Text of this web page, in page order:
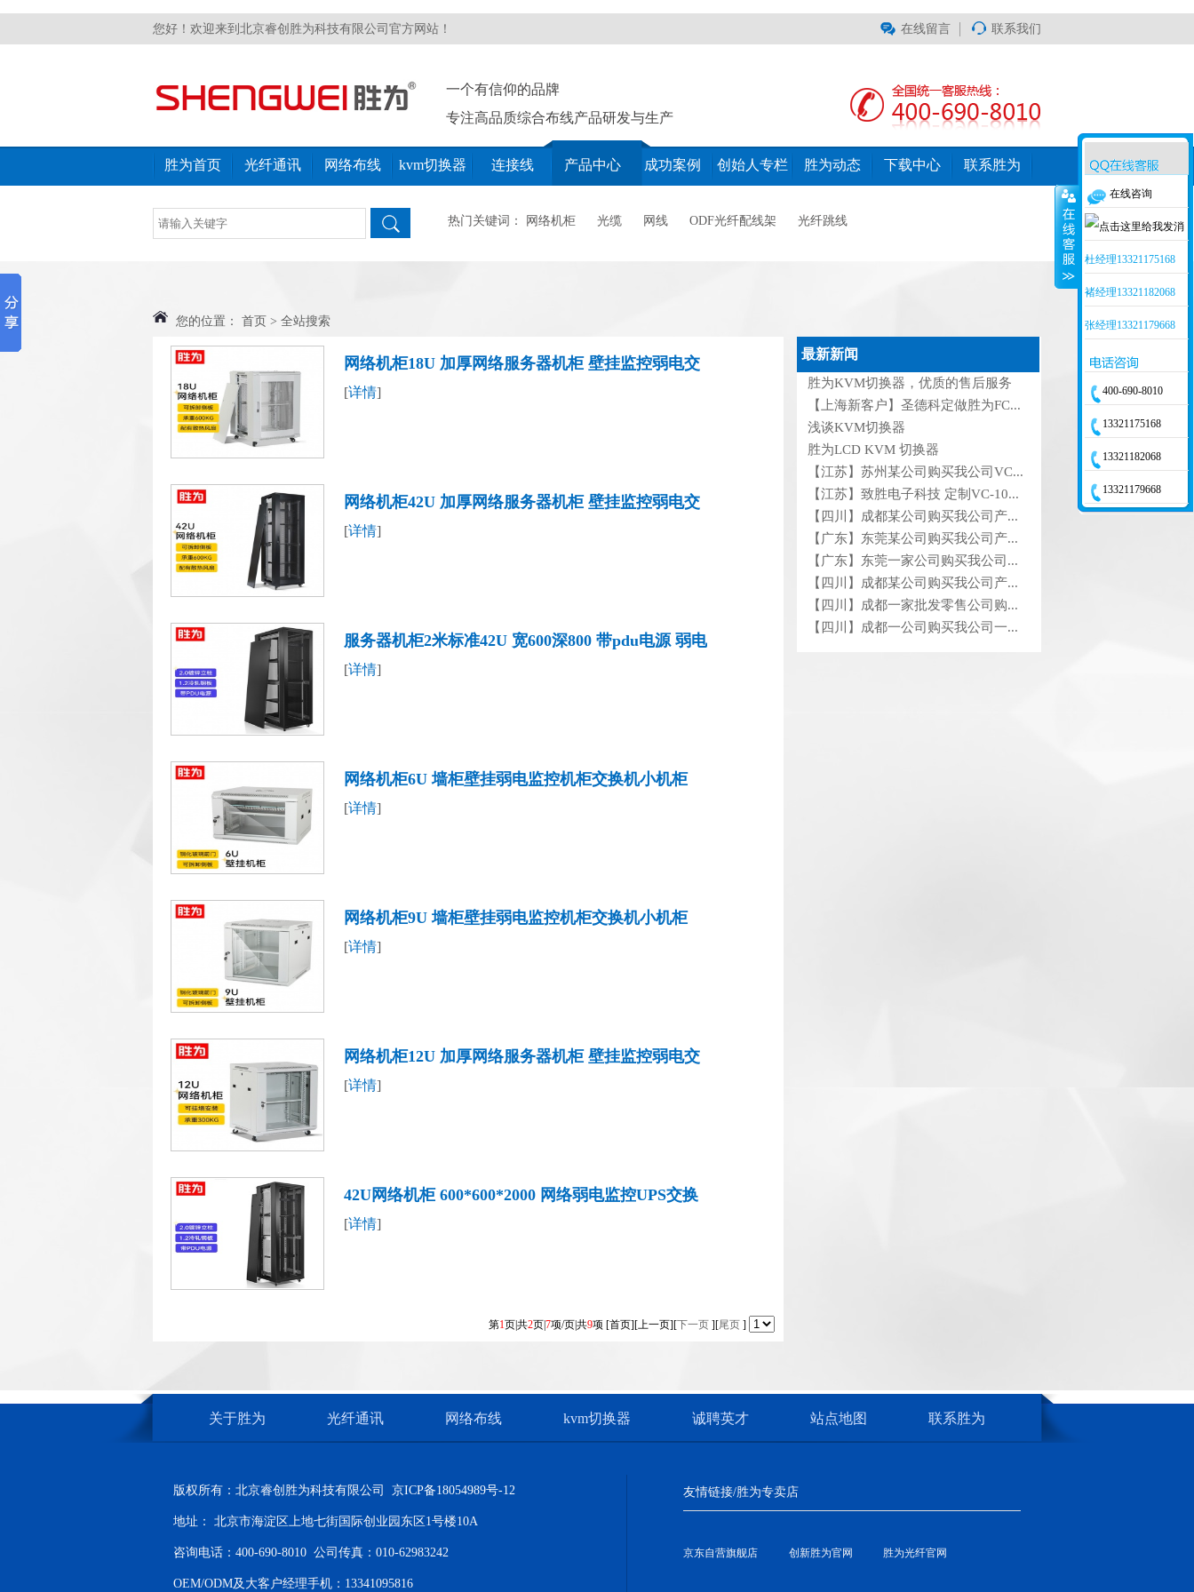
在线咨询
杜经理13321175168
褚经理13321182068
张经理13321179668
400-690-8010
13321175168
13321182068
13321179668
您好！欢迎来到北京睿创胜为科技有限公司官方网站！ 在线留言 联系我们
一个有信仰的品牌
专注高品质综合布线产品研发与生产
胜为首页 光纤通讯 网络布线 kvm切换器 连接线 产品中心 成功案例 创始人专栏 胜为动态 下载中心 联系胜为
热门关键词： 网络机柜 光缆 网线 ODF光纤配线架 光纤跳线
您的位置： 首页 > 全站搜索
网络机柜18U 加厚网络服务器机柜 壁挂监控弱电交
换机柜圆弧网孔门 CJG1866J
[详情]
网络机柜42U 加厚网络服务器机柜 壁挂监控弱电交
换机柜圆弧网孔门 黑色 CJG4266G
[详情]
服务器机柜2米标准42U 宽600深800 带pdu电源 弱电
监控UPS交换机网络机柜 XC320608
[详情]
网络机柜6U 墙柜壁挂弱电监控机柜交换机小机柜
19英寸标准加厚网络服务器机柜CJG0654J
[详情]
网络机柜9U 墙柜壁挂弱电监控机柜交换机小机柜
19英寸标准加厚网络服务器机柜 CJG0954J
[详情]
网络机柜12U 加厚网络服务器机柜 壁挂监控弱电交
换机柜钢化玻璃门板 CJG1254J
[详情]
42U网络机柜 600*600*2000 网络弱电监控UPS交换
机服务器机柜 加厚1/1.2/2米 XC320606
[详情]
第1页|共2页|7项/页|共9项 [首页][上一页][下一页 ][尾页 ]
最新新闻
胜为KVM切换器，优质的售后服务
【上海新客户】圣德科定做胜为FC...
浅谈KVM切换器
胜为LCD KVM 切换器
【江苏】苏州某公司购买我公司VC...
【江苏】致胜电子科技 定制VC-10...
【四川】成都某公司购买我公司产...
【广东】东莞某公司购买我公司产...
【广东】东莞一家公司购买我公司...
【四川】成都某公司购买我公司产...
【四川】成都一家批发零售公司购...
【四川】成都一公司购买我公司一...
关于胜为 光纤通讯 网络布线 kvm切换器 诚聘英才 站点地图 联系胜为
版权所有：北京睿创胜为科技有限公司 京ICP备18054989号-12
地址： 北京市海淀区上地七街国际创业园东区1号楼10A
咨询电话：400-690-8010 公司传真：010-62983242
OEM/ODM及大客户经理手机：13341095816
友情链接/胜为专卖店
京东自营旗舰店 创新胜为官网 胜为光纤官网